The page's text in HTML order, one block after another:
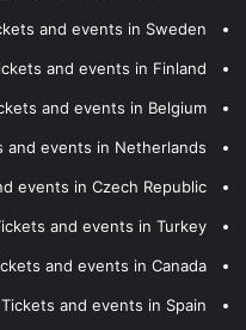
and events in Sweden
and events in Finland
and events in Belgium
and events in Netherlands
events in Czech Republic
and events in Turkey
and events in Canada
Tickets and events in Spain